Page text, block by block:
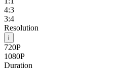
4:3
3:4
Resolution
i
720P
1080P
Duration